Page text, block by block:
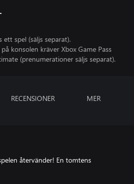
spel (säljs separat).
konsolen kräver Xbox Game Pass
(prenumerationer säljs separat).
RECENSIONER MER
återvänder! En tomtens